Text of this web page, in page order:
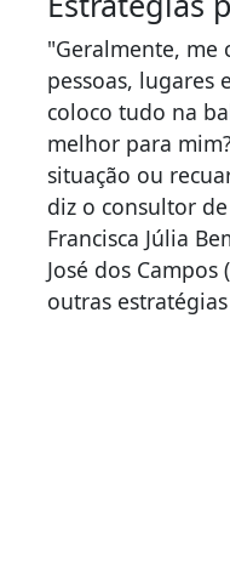
"Geralmente, me
pessoas, lugares
coloco tudo na
melhor para
situação ou
diz o consultor
Francisca Júlia
José dos Campos
outras